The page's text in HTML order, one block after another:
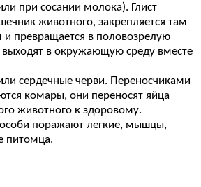
при сосании молока). Глист
животного, закрепляется там
превращается в половозрелую
выходят в окружающую среду вместе
сердечные черви. Переносчиками
комары, они переносят яйца
животного к здоровому.
поражают легкие, мышцы,
питомца.